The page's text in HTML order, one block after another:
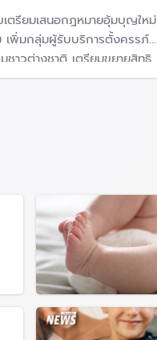
ตรียมเสนอกฎหมายอุ้มบุญใหม่
เพิ่มกลุ่มผู้รับบริการตั้งครรภ์
าวต่างชาติ เตรียมขยายสิทธิ
รสเท่าเทียม และผู้มีรายได้น้อย